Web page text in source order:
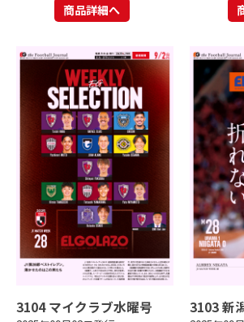
商品詳細へ
3104 マイクラブ水曜号 3103 新